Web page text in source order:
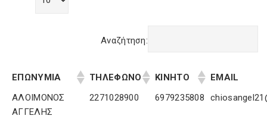
Αναζήτηση:
ΕΠΩΝΥΜΙΑ ΤΗΛΕΦΩΝΟ ΚΙΝΗΤΟ
EMAIL
ΑΛΟΙΜΟΝΟΣ
ΑΓΓΕΛΗΣ
2271028900 6979235808